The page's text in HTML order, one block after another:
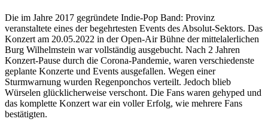
Die im Jahre 2017 gegründete Indie-Pop Band: Provinz
veranstaltete eines der begehrtesten Events des Absolut-Sektors. Das
Konzert am 20.05.2022 in der Open-Air Bühne der mittelalerlichen
Burg Wilhelmstein war vollständig ausgebucht. Nach 2 Jahren
Konzert-Pause durch die Corona-Pandemie, waren verschiedenste
geplante Konzerte und Events ausgefallen. Wegen einer
Sturmwarnung wurden Regenponchos verteilt. Jedoch blieb
Würselen glücklicherweise verschont. Die Fans waren gehyped und
das komplette Konzert war ein voller Erfolg, wie mehrere Fans
bestätigten.